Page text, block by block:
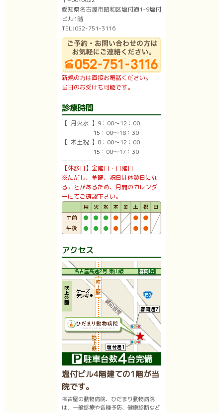
愛知県名古屋市昭和区塩付通1-9塩付
ビル1階
TEL:052-751-3116
新規の方は直接お電話ください。
当日のお受けも可能です。
診療時間
【 月火水 】9：00〜12：00
15：00〜18：30
【 木土祝 】8：00〜12：00
15：00〜17：30
【休診日】金曜日・日曜日
※ただし、金曜、祝日は休診日にな
ることがあるため、月間のカレンダ
ーにてご確認下さい。
アクセス
塩付ビル4階建ての1階が当
院です。
名古屋の動物病院、ひだまり動物病院
は、一般診療や各種予防、健康診断など